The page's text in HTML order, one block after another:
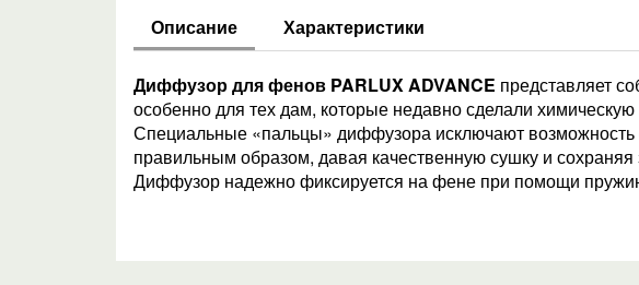
Описание Характеристики
Диффузор для фенов PARLUX ADVANCE представляет
особенно для тех дам, которые недавно сделали химическую
Специальные «пальцы» диффузора исключают возможность
правильным образом, давая качественную сушку и сохраняя
Диффузор надежно фиксируется на фене при помощи